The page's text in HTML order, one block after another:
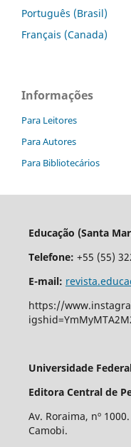
Português (Brasil)
Français (Canada)
Informações
Para Leitores
Para Autores
Para Bibliotecários
Educação (Santa
Telefone: +55 (55)
E-mail:
https://
Universidade
Editora Central de
Av. Roraima, nº
Camobi.